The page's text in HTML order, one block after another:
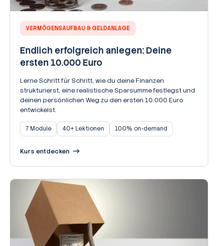
VERMÖGENSAUFBAU & GELDANLAGE
Endlich erfolgreich anlegen: Deine
ersten 10.000 Euro
Lerne Schritt für Schritt, wie du deine Finanzen
strukturierst, eine realistische Sparsumme festlegst und
deinen persönlichen Weg zu den ersten 10.000 Euro
entwickelst.
7 Module 40+ Lektionen 100% on-demand
Kurs entdecken